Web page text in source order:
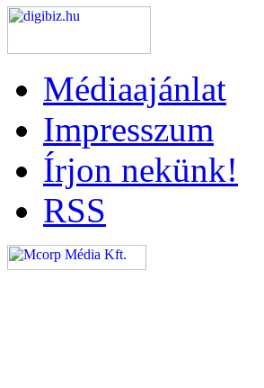
Médiaajánlat
Impresszum
Írjon nekünk!
RSS